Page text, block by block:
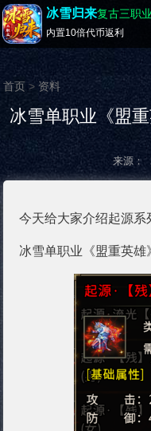
冰雪归来复古三职业
内置10倍代币返利
首页 >资料
冰雪单职业《盟
来源：
今天给大家介绍起源系
冰雪单职业《盟重英雄